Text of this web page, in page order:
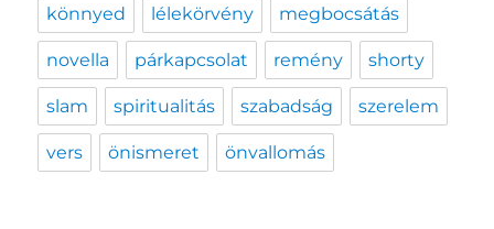
könnyed lélekörvény megbocsátás
novella párkapcsolat remény shorty
slam spiritualitás szabadság szerelem
vers önismeret önvallomás